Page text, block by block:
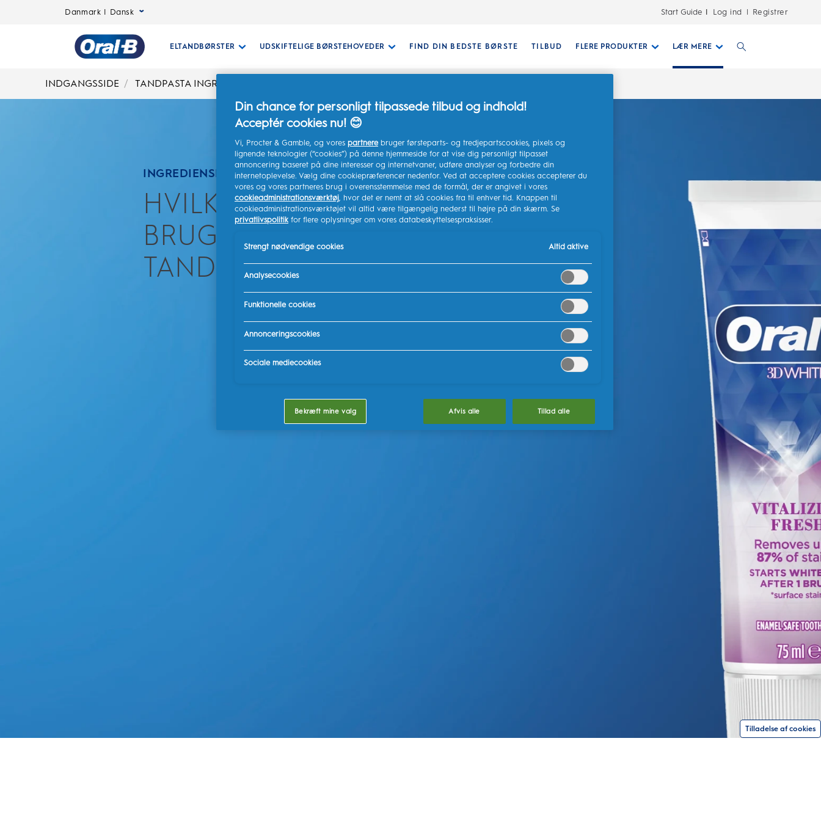
Danmark | Dansk Start Guide Log ind Registrer
Oral-
Startside
ELTANDBØRSTER UDSKIFTELIGE BØRSTEHOVEDER FIND DIN BEDSTE BØRSTE TILBUD FLERE PRODUKTER LÆR MERE
INDGANGSSIDE TANDPASTA INGREDIENSER
INGREDIENSER
HVILKE INGREDIENSER
BRUGER VI I VORES
TANDPASTA?
Tilladelse af cookies
Din chance for personligt tilpassede tilbud og indhold!
Acceptér cookies nu! 😊
Vi, Procter & Gamble, og vores partnerebruger førsteparts- og tredjepartscookies, pixels og
lignende teknologier (“cookies”) på denne hjemmeside for at vise dig personligt tilpasset
annoncering baseret på dine interesser og internetvaner, udføre analyser og forbedre din
internetoplevelse. Vælg dine cookiepræferencer nedenfor. Ved at acceptere cookies accepterer du
vores og vores partneres brug i overensstemmelse med de formål, der er angivet i vores
cookieadministrationsværktøj , hvor det er nemt at slå cookies fra til enhver tid. Knappen til
cookieadministrationsværktøjet vil altid være tilgængelig nederst til højre på din skærm. Se
privatlivspolitik for flere oplysninger om vores databeskyttelsespraksisser.
Strengt nødvendige cookies Altid aktive
Analysecookies
Funktionelle cookies
Annonceringscookies
Sociale mediecookies
Bekræft mine valg Afvis alle Tillad alle